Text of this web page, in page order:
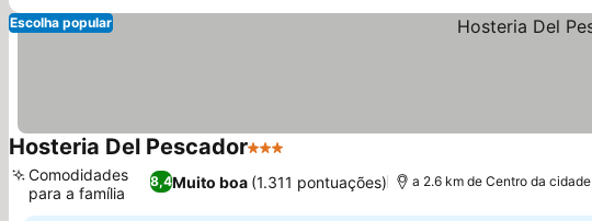
Escolha popular
Hosteria Del Pescador3 Estrelas
8,4Muito boa (1.311 pontuações)
Comodidades
para a família
a 2.6 km de Centro da cidade